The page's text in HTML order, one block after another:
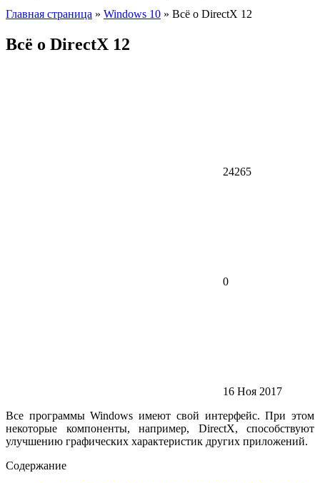
Главная страница » Windows 10 » Всё о DirectX 12
Всё о DirectX 12
24265
0
16 Ноя 2017
Все программы Windows имеют свой интерфейс. При этом
некоторые компоненты, например, DirectX, способствуют
улучшению графических характеристик других приложений.
Содержание